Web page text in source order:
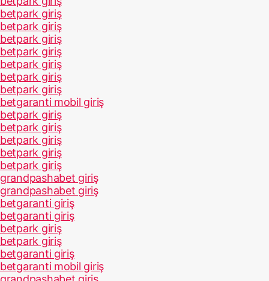
betpark giriş
betpark giriş
betpark giriş
betpark giriş
betpark giriş
betpark giriş
betpark giriş
betgaranti mobil giriş
betpark giriş
betpark giriş
betpark giriş
betpark giriş
betpark giriş
grandpashabet giriş
grandpashabet giriş
betgaranti giriş
betgaranti giriş
betpark giriş
betpark giriş
betgaranti giriş
betgaranti mobil giriş